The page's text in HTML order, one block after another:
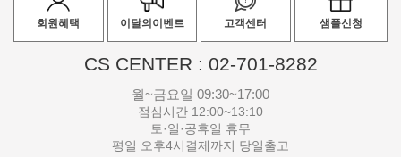
회원혜택 이달의이벤트 고객센터 샘플신청
CS CENTER : 02-701-8282
월~금요일 09:30~17:00
점심시간 12:00~13:10
토·일·공휴일 휴무
평일 오후4시결제까지 당일출고